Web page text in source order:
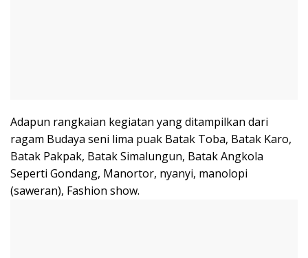
Adapun rangkaian kegiatan yang ditampilkan dari
ragam Budaya seni lima puak Batak Toba, Batak Karo,
Batak Pakpak, Batak Simalungun, Batak Angkola
Seperti Gondang, Manortor, nyanyi, manolopi
(saweran), Fashion show.